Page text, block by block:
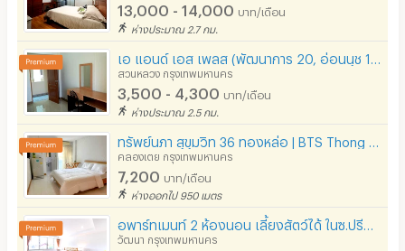
- บิ๊กซี ซูเปอร์เซ็นเตอร์ เอกมัย 200 m
- ดองกิ มอลล์ ทองหล่อ 550 m
- เมเจอร์ ซีนีเพล็กซ์ สุขุมวิท 1.2 km
- Eight Thong Lo 1.2 km
- โรงพยาบาลสุขุมวิท 1.3 km
- The Commons Thonglor 1.6 km
- Emporium 2.9 km
- EmSphere 3.3 km
- EmQuartier 3.8 km
13,000 - 14,000 บาท/เดือน
ห่างประมาณ 2.7 กม.
สวนหลวง กรุงเทพมหานคร
3,500 - 4,300 บาท/เดือน
ห่างประมาณ 2.5 กม.
คลองเตย กรุงเทพมหานคร
7,200 บาท/เดือน
ห่างออกไป 950 เมตร
วัฒนา กรุงเทพมหานคร